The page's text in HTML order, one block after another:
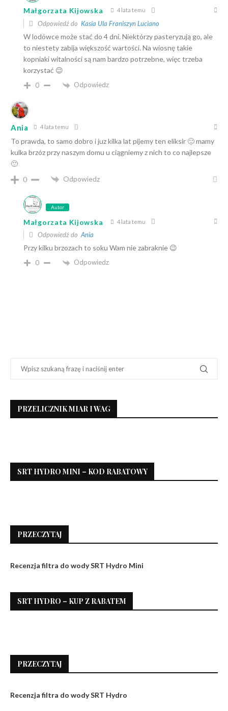
Małgorzata Kijowska 4 lata temu
Odpowiedź do Kasia Ula Franiszyn Luciano
W lodówce może stać do 4 dni. Niektórzy pasteryzują go, ale
to niestety zabija większość wartości. Na wiosnę takie
kopniaki witalności są nam bardzo potrzebne, więc trzeba
korzystać 😉
0 Odpowiedz
Ania 4 lata temu
To prawda, to samo dobro i juz kilka lat pijemy ten eliksir 🙂 mamy
kulka brzóz przy naszym domu u ciągniemy z nich to co najlepsze
🙂
0
Odpowiedz
Autor
Małgorzata Kijowska 4 lata temu
Odpowiedź do Ania
Przy kilku brzozach to soku Wam nie zabraknie 😉
0 Odpowiedz
PRZELICZNIK MIAR I WAG
SRT HYDRO MINI – KOD RABATOWY
PRZECZYTAJ
Recenzja filtra do wody SRT Hydro Mini
SRT HYDRO – KUP Z RABATEM
PRZECZYTAJ
Recenzja filtra do wody SRT Hydro